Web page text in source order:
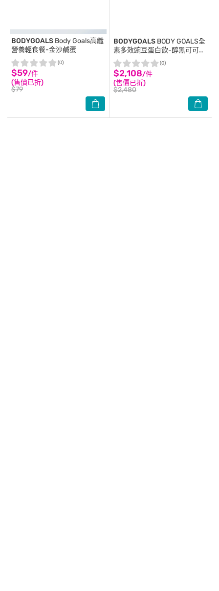
BODYGOALS Body Goals高纖
營養輕食餐-金沙鹹蛋
$59/件
(售價已折)
$79
(0)
BODYGOALS BODY GOALS全
素多效豌豆蛋白飲-醇黑可可
1.86KG
$2,108/件
(售價已折)
$2,480
(0)